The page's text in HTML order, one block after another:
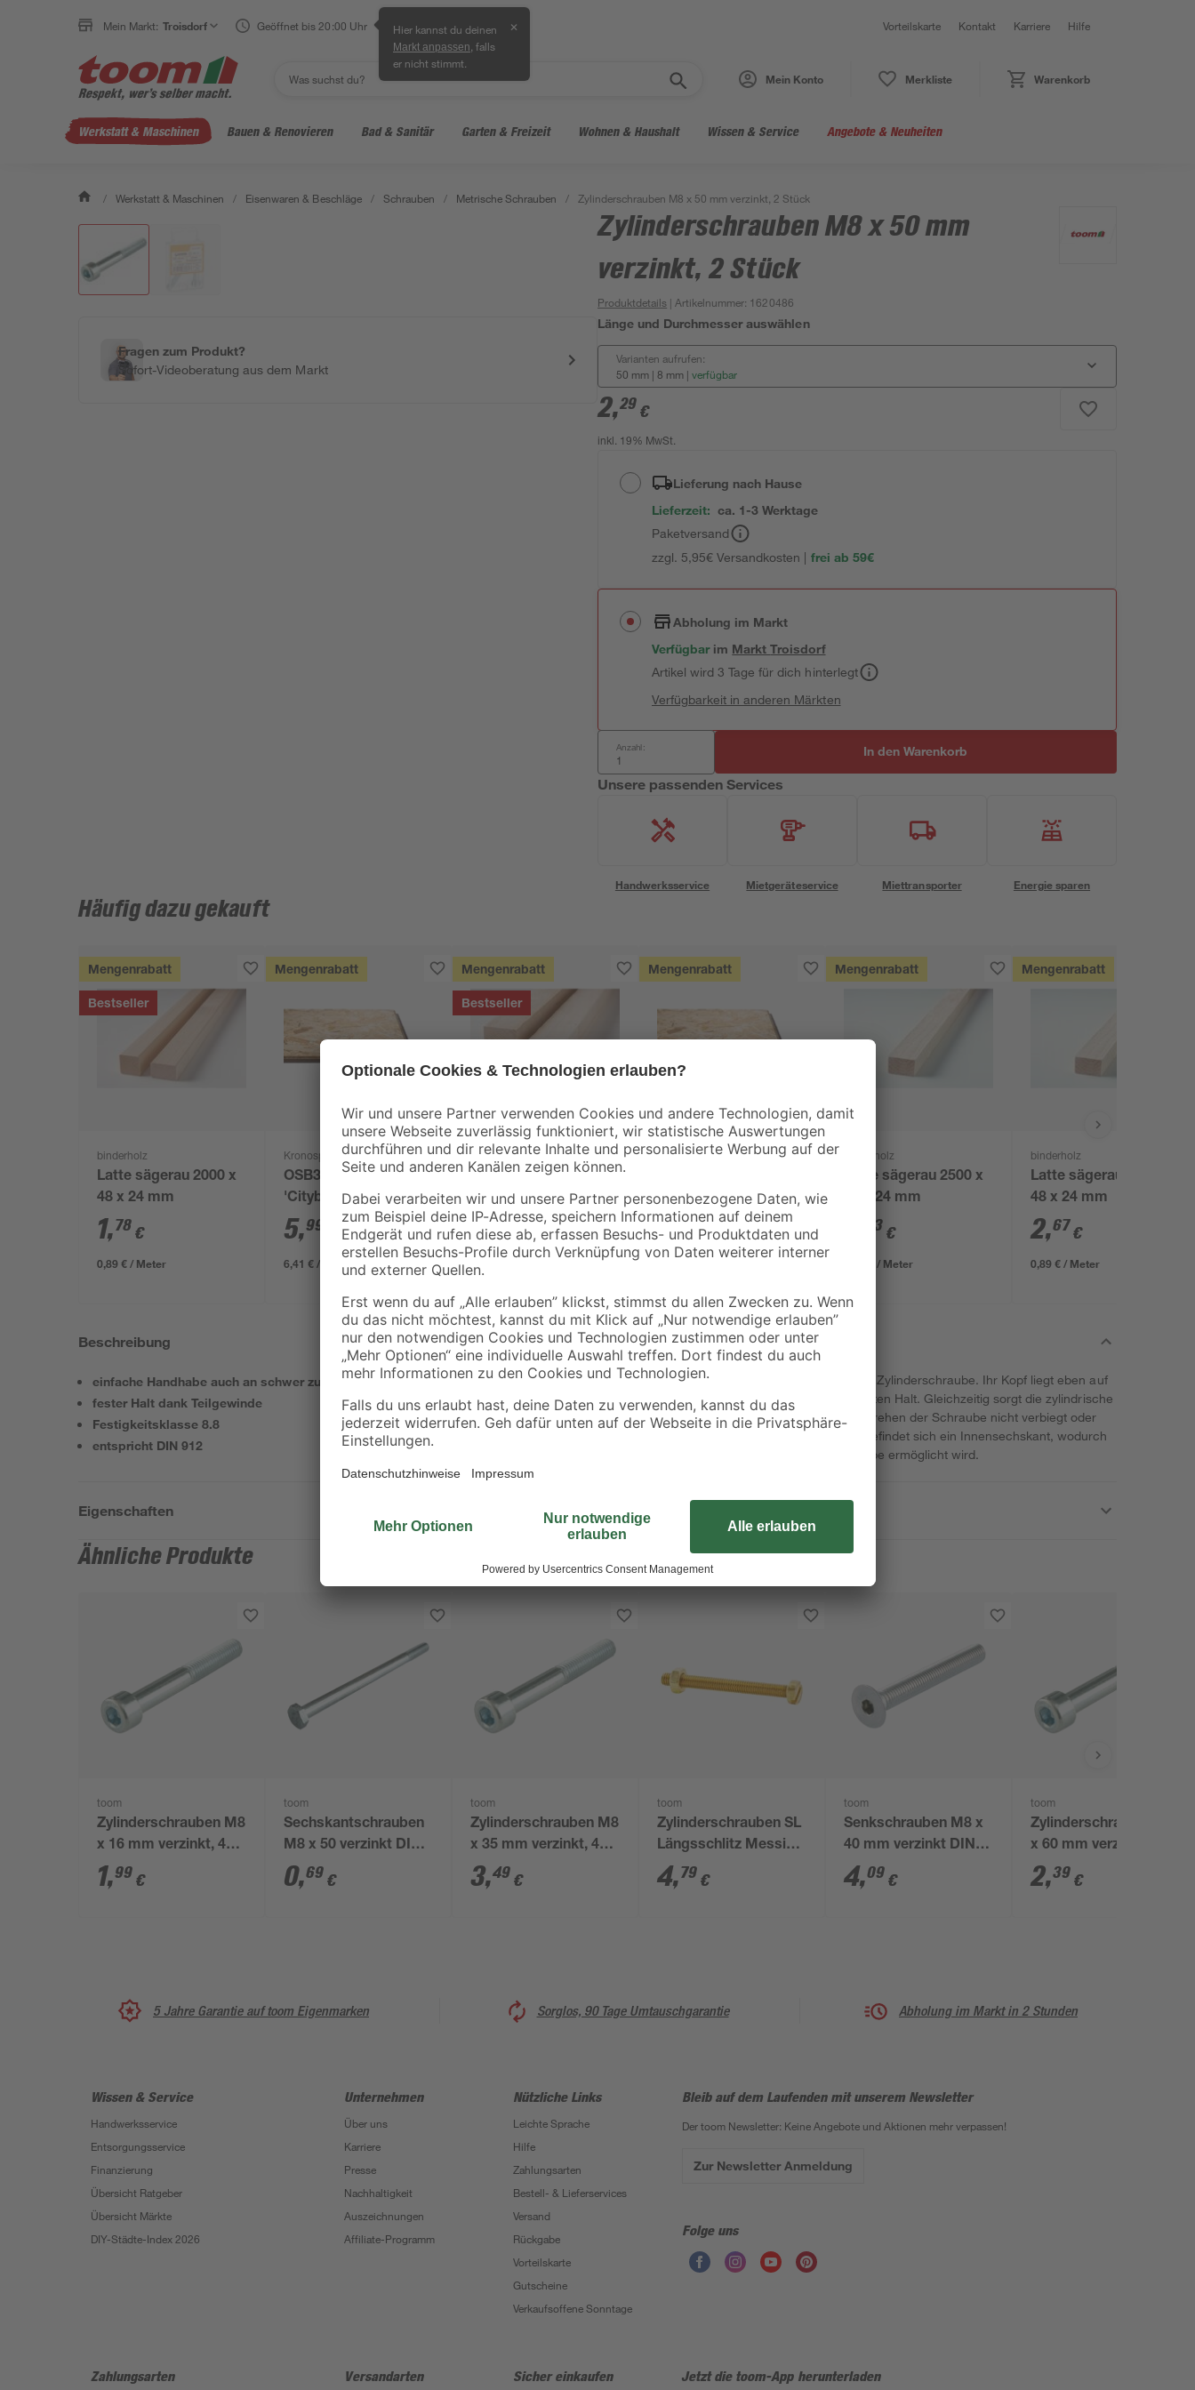
Mein Markt: Troisdorf Geöffnet bis 20:00 Uhr Hier kannst du deinen
Markt anpassen , falls
er nicht stimmt.
✕ Vorteilskarte Kontakt Karriere Hilfe
Mein Konto Merkliste Warenkorb
Werkstatt & Maschinen Bauen & Renovieren Bad & Sanitär Garten & Freizeit Wohnen & Haushalt Wissen & Service Angebote & Neuheiten
/ Werkstatt & Maschinen / Eisenwaren & Beschläge / Schrauben / Metrische Schrauben / Zylinderschrauben M8 x 50 mm verzinkt, 2 Stück
Fragen zum Produkt?
Sofort-Videoberatung aus dem Markt
Zylinderschrauben M8 x 50 mm
verzinkt, 2 Stück
Produktdetails | Artikelnummer: 1620486
Länge und Durchmesser auswählen
Varianten aufrufen:
50 mm | 8 mm | verfügbar
2,29 €
inkl. 19% MwSt.
Lieferung nach Hause
Lieferzeit: ca. 1-3 Werktage
Paketversand
zzgl. 5,95€ Versandkosten | frei ab 59€
Abholung im Markt
Verfügbar im MarktTroisdorf
Artikel wird 3 Tage für dich hinterlegt
Verfügbarkeit in anderen Märkten
Anzahl: In den Warenkorb
Unsere passenden Services
Handwerksservice Mietgeräteservice Miettransporter Energie sparen
Häufig dazu gekauft
Mengenrabatt
Bestseller
binderholz
Latte sägerau 2000 x
48 x 24 mm
1,78 €
0,89 € / Meter
Mengenrabatt
Kronospan
OSB3-Verlegeplatte
'Cityboard'
ungeschliffen 1690 x
634 x 12 mm
5,99
/ m²
6,41 € / Pack
Mengenrabatt
Bestseller
binderholz
Rahmen sägerau
2000 x 58 x 38 mm
3,98 €
Mengenrabatt
Kronospan
'Cityboard'
ungeschliffen 1690 x
634 x 15 mm
7,59€/ m²
Mengenrabatt
binderholz
Latte sägerau 2500 x
48 x 24 mm
23 €
0,89 € / Meter
Mengenrabatt
binderholz
Latte sägerau 3000 x
48 x 24 mm
2,67€
0,89 € / Meter
Beschreibung
einfache Handhabe auch an schwer zugänglichen Stellen
fester Halt dank Teilgewinde
Festigkeitsklasse 8.8
entspricht DIN 912
Eine runde Sache wird Ihre Konstruktion mit der Zylinderschraube. Ihr Kopf liegt eben auf
dem Material auf und sorgt so für besonders festen Halt. Gleichzeitig sorgt die zylindrische
Kopfform dafür, dass dünnes Material beim Eindrehen der Schraube nicht verbiegt oder
einreißt. Innerhalb des Zylinderschraubkopfes befindet sich ein Innensechskant, wodurch
ein leichtes und sicheres Anbringen der Schraube ermöglicht wird.
Eigenschaften
Ähnliche Produkte
toom
Zylinderschrauben M8
x 16 mm verzinkt, 4
Stück
1,99 €
toom
Sechskantschrauben
M8 x 50 verzinkt DIN
601
0,69 €
toom
Zylinderschrauben M8
x 35 mm verzinkt, 4
Stück
3,49 €
toom
Zylinderschrauben SL
Längsschlitz Messing
blank M4 x 40 mm 6
Stück
4,79 €
toom
Senkschrauben M8 x
40 mm verzinkt DIN
7991 2 Stück
4,09 €
toom
Zylinderschrauben M8
x 60 mm verzinkt, 2
Stück
2,39 €
5 Jahre Garantie auf toom Eigenmarken Sorglos, 90 Tage Umtauschgarantie Abholung im Markt in 2 Stunden
Wissen & Service
Handwerksservice
Entsorgungsservice
Finanzierung
Übersicht Ratgeber
Übersicht Märkte
DIY-Städte-Index 2026
Unternehmen
Über uns
Karriere
Presse
Nachhaltigkeit
Auszeichnungen
Affiliate-Programm
Nützliche Links
Leichte Sprache
Hilfe
Zahlungsarten
Bestell- & Lieferservices
Versand
Rückgabe
Vorteilskarte
Gutscheine
Verkaufsoffene Sonntage
Bleib auf dem Laufenden mit unserem Newsletter
Der toom Newsletter: Keine Angebote und Aktionen mehr verpassen!
Zur Newsletter Anmeldung
Folge uns
Zahlungsarten Versandarten Sicher einkaufen Jetzt die toom-App herunterladen